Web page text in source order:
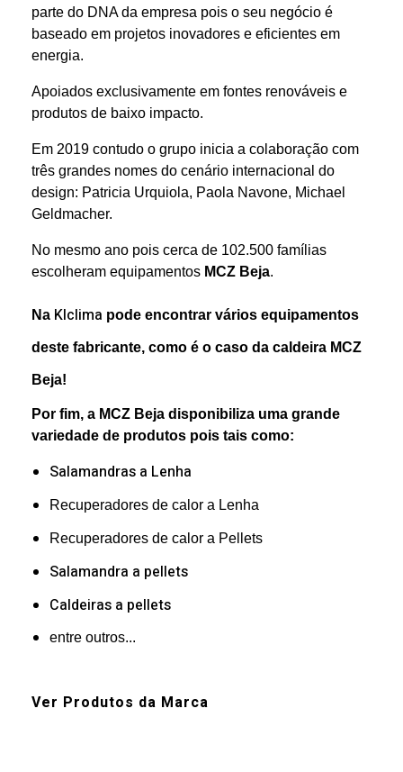
parte do DNA da empresa pois o seu negócio é
baseado em projetos inovadores e eficientes em
energia.
Apoiados exclusivamente em fontes renováveis e
produtos de baixo impacto.
Em 2019 contudo o grupo inicia a colaboração com
três grandes nomes do cenário internacional do
design: Patricia Urquiola, Paola Navone, Michael
Geldmacher.
No mesmo ano pois cerca de 102.500 famílias
escolheram equipamentos MCZ Beja.
Na Klclima pode encontrar vários equipamentos
deste fabricante, como é o caso da caldeira MCZ
Beja!
Por fim, a MCZ Beja disponibiliza uma grande
variedade de produtos pois tais como:
Salamandras a Lenha
Recuperadores de calor a Lenha
Recuperadores de calor a Pellets
Salamandra a pellets
Caldeiras a pellets
entre outros...
Ver Produtos da Marca